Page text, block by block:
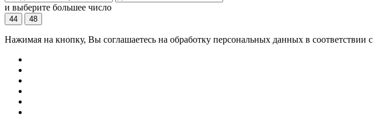
и выберите большее число
44 48
Нажимая на кнопку, Вы соглашаетесь на обработку персональных данных в соответствии с